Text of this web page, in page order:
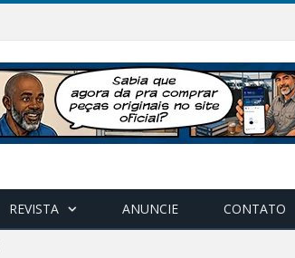
REVISTA ANUNCIE CONTATO